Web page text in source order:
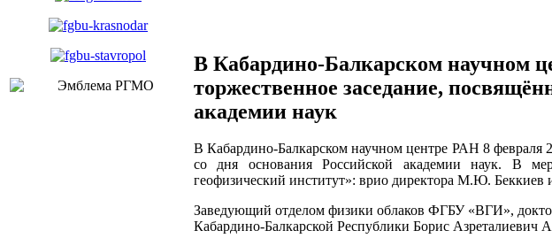
В Кабардино-Балкарском научном
торжественное заседание,
академии наук
В Кабардино-Балкарском научном центре РАН 8 февраля
со дня основания Российской академии наук. В
геофизический институт»: врио директора М.Ю.
Заведующий отделом физики облаков ФГБУ «ВГИ»,
Кабардино-Балкарской Республики Борис